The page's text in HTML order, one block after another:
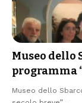
Museo dello
programma
Museo dello